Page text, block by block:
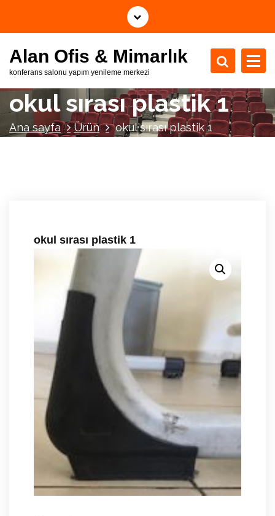
e
ç
Alan Ofis & Mimarlık
konferans salonu yapım yenileme merkezi
okul sırası plastik 1
Ana sayfa Ürün okul sırası plastik 1
okul sırası plastik 1